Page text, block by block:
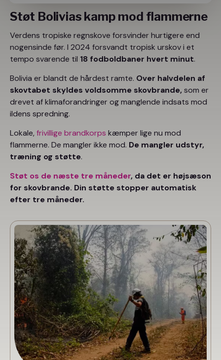
Støt Bolivias kamp mod flammerne
Verdens tropiske regnskove forsvinder hurtigere end
nogensinde før. I 2024 forsvandt tropisk urskov i et
tempo svarende til 18 fodboldbaner hvert minut.
Bolivia er blandt de hårdest ramte. Over halvdelen af
skovtabet skyldes voldsomme skovbrande, som er
drevet af klimaforandringer og manglende indsats mod
ildens spredning.
Lokale, frivillige brandkorps kæmper lige nu mod
flammerne. De mangler ikke mod. De mangler udstyr,
træning og støtte.
Støt os de næste tre måneder, da det er højsæson
for skovbrande. Din støtte stopper automatisk
efter tre måneder.